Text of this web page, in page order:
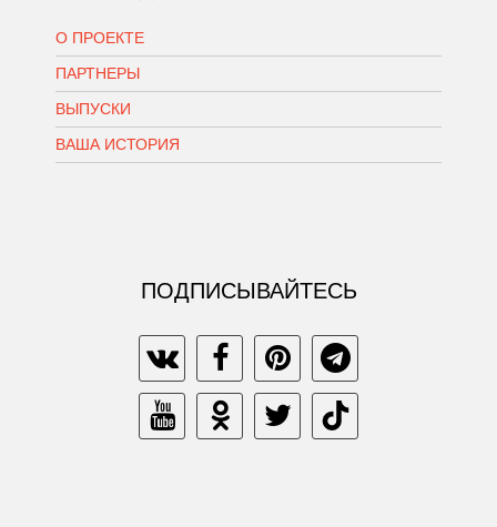
О ПРОЕКТЕ
ПАРТНЕРЫ
ВЫПУСКИ
ВАША ИСТОРИЯ
ПОДПИСЫВАЙТЕСЬ